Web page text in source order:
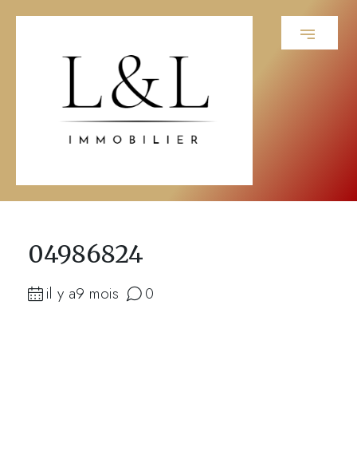
04986824
il y a9 mois 0